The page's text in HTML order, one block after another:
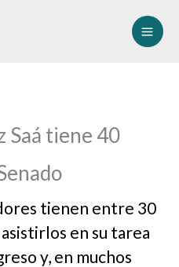
Saá tiene 40
tienen entre 30
en su tarea
y, en muchos